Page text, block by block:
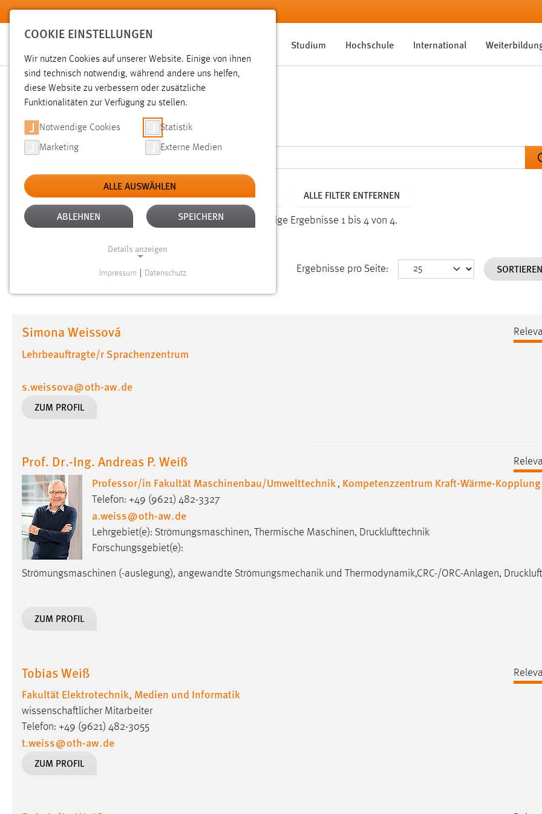
Zum Hauptinhalt springen
Studium Hochschule International
SUCHE
Aktive Filter: TYP: PERSONEN ALTER: ÜBER EIN JAHR ALLE FILTER ENTFERNEN
Gesucht nach "weiss". Es wurden 4 Ergebnisse gefunden. Zeige Ergebnisse 1 bis 4 von 4.
Ergebnisse pro Seite:
Simona Weissová
Lehrbeauftragte/r Sprachenzentrum
s.weissova@oth-aw.de
ZUM PROFIL
Prof. Dr.-Ing. Andreas P. Weiß
Professor/in Fakultät Maschinenbau/Umwelttechnik , Kompetenzzentrum Kraft-Wärme-Kopplung
Telefon: +49 (9621) 482-3327
a.weiss@oth-aw.de
Lehrgebiet(e): Strömungsmaschinen, Thermische Maschinen, Drucklufttechnik
Forschungsgebiet(e):
Strömungsmaschinen (-auslegung), angewandte Strömungsmechanik und Thermodynamik,CRC-/ORC-Anlagen,
ZUM PROFIL
Tobias Weiß
Fakultät Elektrotechnik, Medien und Informatik
wissenschaftlicher Mitarbeiter
Telefon: +49 (9621) 482-3055
t.weiss@oth-aw.de
ZUM PROFIL
COOKIE EINSTELLUNGEN
Wir nutzen Cookies auf unserer Website. Einige von ihnen
sind technisch notwendig, während andere uns helfen,
diese Website zu verbessern oder zusätzliche
Funktionalitäten zur Verfügung zu stellen.
Notwendige Cookies Statistik
Marketing Externe Medien
ALLE AUSWÄHLEN
ABLEHNEN SPEICHERN
Details anzeigen
Website erforderlich.
Einverständnis
Name: cookie_consent
Zweck:
Cookie Laufzeit: 1 Jahr
Performance
Name: staticfilecache
Zweck:
Für performante Seitenauslieferung wird
in diesem Cookie gespeichert, ob man
Name:
Name:
MibewSessionID, MIBEW_UserID,
Impressum Datenschutz